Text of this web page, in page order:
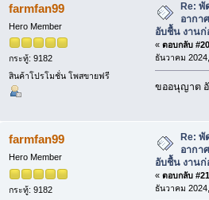
farmfan99
Hero Member
กระทู้: 9182
สินค้าโปรโมชั่น โพสขายฟรี
Re:
อากา
อับชื้น งานก่
« ตอบกลับ
ธันวาคม
ขออนุญาต
farmfan99
Hero Member
กระทู้: 9182
Re:
อากา
อับชื้น งานก่
« ตอบกลับ
ธันวาคม